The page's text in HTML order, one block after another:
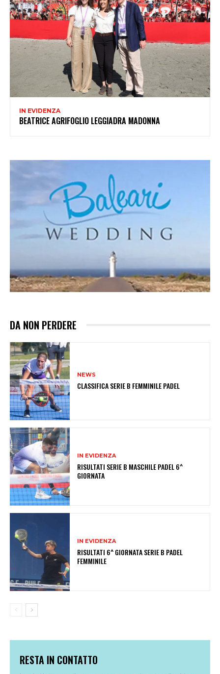
IN EVIDENZA
BEATRICE AGRIFOGLIO LEGGIADRA MADONNA
DA NON PERDERE
NEWS
CLASSIFICA SERIE B FEMMINILE PADEL
IN EVIDENZA
RISULTATI SERIE B MASCHILE PADEL 6^
GIORNATA
IN EVIDENZA
RISULTATI 6^ GIORNATA SERIE B PADEL
FEMMINILE
RESTA IN CONTATTO